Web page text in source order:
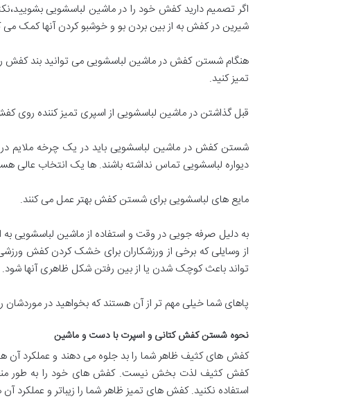
شیرین در کفش به از بین بردن بو و خوشبو کردن آنها کمک می
هنگام شستن کفش در ماشین لباسشویی می توانید بند کفش را
تمیز کنید.
قبل گذاشتن در ماشین لباسشویی از اسپری تمیز کننده روی
شستن کفش در ماشین لباسشویی باید در یک چرخه ملایم در
دیواره لباسشویی تماس نداشته باشند. ها یک انتخاب عالی
مایع های لباسشویی برای شستن کفش بهتر عمل می کنند.
به دلیل صرفه جویی در وقت و استفاده از ماشین لباسشویی
از وسایلی که برخی از ورزشکاران برای خشک کردن کفش
تواند باعث کوچک شدن یا از بین رفتن شکل ظاهری آنها شود.
پاهای شما خیلی مهم تر از آن هستند که بخواهید در
نحوه شستن کفش کتانی و اسپرت با دست و ماشین
کفش های کثیف ظاهر شما را بد جلوه می دهند و عملکرد آن
کفش کثیف لذت بخش نیست. کفش های خود را به طور منظم با
استفاده نکنید. کفش های تمیز ظاهر شما را زیباتر و عملکرد